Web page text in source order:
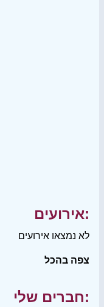
אירועים:
לא נמצאו אירועים
צפה בהכל
חברים שלי: